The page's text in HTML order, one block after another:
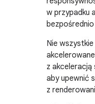
w przypadku
Nie
z
aby upewnić
z